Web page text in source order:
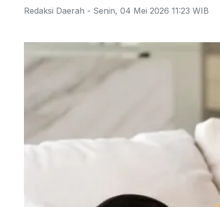
Redaksi Daerah - Senin, 04 Mei 2026 11:23 WIB